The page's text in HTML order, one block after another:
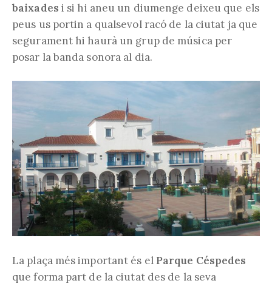
baixades i si hi aneu un diumenge deixeu que els
peus us portin a qualsevol racó de la ciutat ja que
segurament hi haurà un grup de música per
posar la banda sonora al dia.
La plaça més important és el Parque Céspedes
que forma part de la ciutat des de la seva